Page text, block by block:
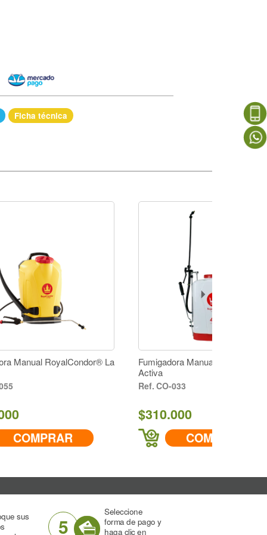
Ficha técnica
filtrante que evita que partículas taponen las boquillas
ergonómico.
no se realiza el cambio del equipo completo.
La
Fumigadora Manual RoyalCondor® La
COMPRAR
sus
5
Seleccione
forma de pago y
haga clic en